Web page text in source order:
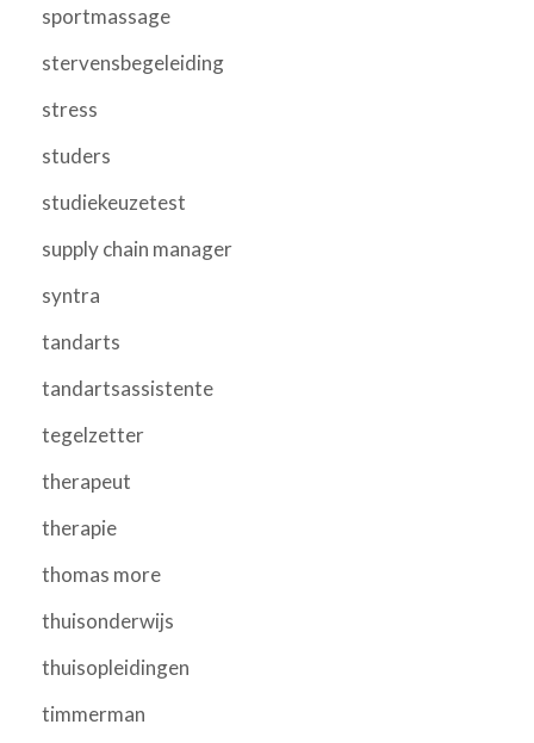
sportmassage
stervensbegeleiding
stress
studers
studiekeuzetest
supply chain manager
syntra
tandarts
tandartsassistente
tegelzetter
therapeut
therapie
thomas more
thuisonderwijs
thuisopleidingen
timmerman